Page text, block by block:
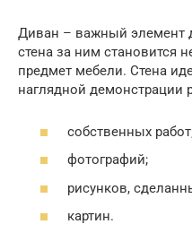
Диван – важный элемент
стена за ним становится
предмет мебели. Стена
наглядной демонстрации
собственных
фотографий;
рисунков,
картин.